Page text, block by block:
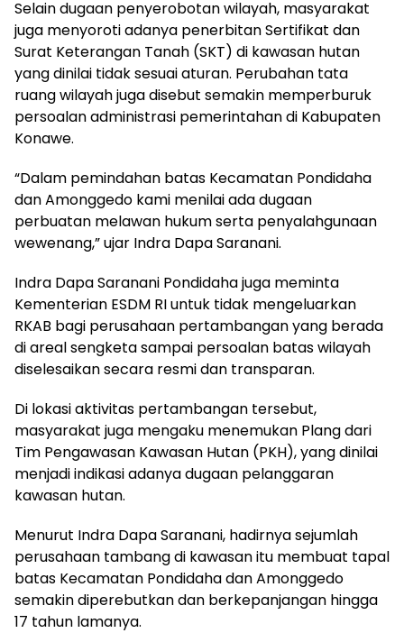
Selain dugaan penyerobotan wilayah, masyarakat
juga menyoroti adanya penerbitan Sertifikat dan
Surat Keterangan Tanah (SKT) di kawasan hutan
yang dinilai tidak sesuai aturan. Perubahan tata
ruang wilayah juga disebut semakin memperburuk
persoalan administrasi pemerintahan di Kabupaten
Konawe.
“Dalam pemindahan batas Kecamatan Pondidaha
dan Amonggedo kami menilai ada dugaan
perbuatan melawan hukum serta penyalahgunaan
wewenang,” ujar Indra Dapa Saranani.
Indra Dapa Saranani Pondidaha juga meminta
Kementerian ESDM RI untuk tidak mengeluarkan
RKAB bagi perusahaan pertambangan yang berada
di areal sengketa sampai persoalan batas wilayah
diselesaikan secara resmi dan transparan.
Di lokasi aktivitas pertambangan tersebut,
masyarakat juga mengaku menemukan Plang dari
Tim Pengawasan Kawasan Hutan (PKH), yang dinilai
menjadi indikasi adanya dugaan pelanggaran
kawasan hutan.
Menurut Indra Dapa Saranani, hadirnya sejumlah
perusahaan tambang di kawasan itu membuat tapal
batas Kecamatan Pondidaha dan Amonggedo
semakin diperebutkan dan berkepanjangan hingga
17 tahun lamanya.